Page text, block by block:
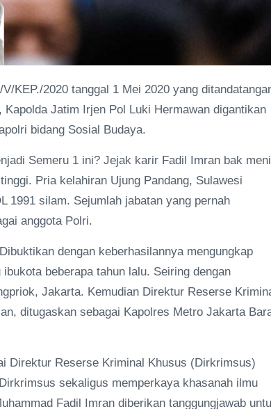
KEP./2020 tanggal 1 Mei 2020 yang
Jatim Irjen Pol Luki Hermawan digantikan
bidang Sosial Budaya.
Semeru 1 ini? Jejak karir Fadil Imran bak
Pria kelahiran Ujung Pandang, Sulawesi
1991 silam. Sejumlah jabatan yang pernah
anggota Polri.
dengan keberhasilannya mengungkap
beberapa tahun lalu. Seiring dengan
Jakarta. Kemudian Direktur Reserse
ditugaskan sebagai Kapolres Metro Jakarta
Direktur Reserse Kriminal Khusus (Dirkrimsus)
sekaligus memperkaya khasanah ilmu
Fadil Imran diberikan tanggungjawab